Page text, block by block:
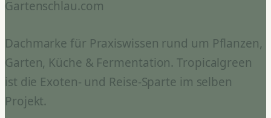
Gartenschlau.com
Dachmarke für Praxiswissen rund um Pflanzen,
Garten, Küche & Fermentation. Tropicalgreen
ist die Exoten- und Reise-Sparte im selben
Projekt.